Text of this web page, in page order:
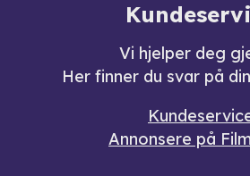
Vi hjelper deg
Her finner du svar på
Annonsere på